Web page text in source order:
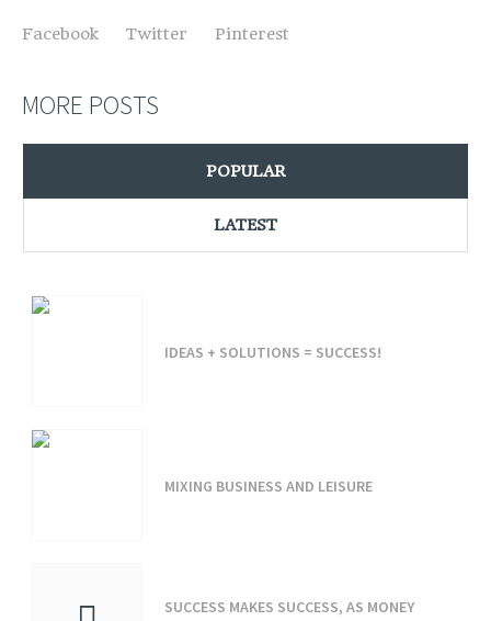
Facebook Twitter Pinterest
MORE POSTS
POPULAR
LATEST
IDEAS + SOLUTIONS = SUCCESS!
MIXING BUSINESS AND LEISURE
SUCCESS MAKES SUCCESS, AS MONEY